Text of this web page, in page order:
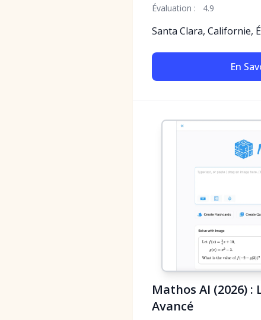
Évaluation : 4.9
Santa Clara, Californie,
En
Mathos AI (2026)
Avancé